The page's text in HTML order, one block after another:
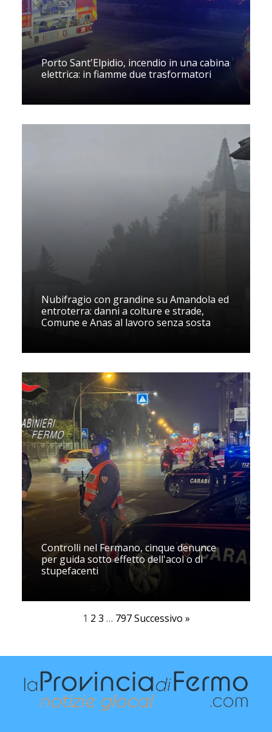
Porto Sant'Elpidio, incendio in una cabina
elettrica: in fiamme due trasformatori
Nubifragio con grandine su Amandola ed
entroterra: danni a colture e strade,
Comune e Anas al lavoro senza sosta
Controlli nel Fermano, cinque denunce
per guida sotto effetto dell'acol o di
stupefacenti
1 2 3 … 797 Successivo »